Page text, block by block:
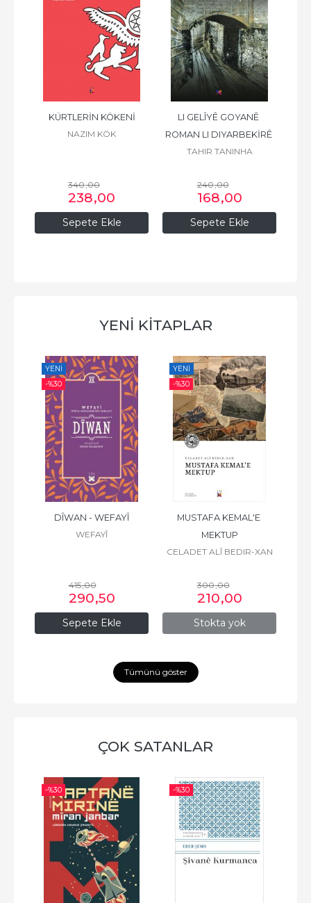
Sepete Ekle
KÜRTLERİN KÖKENİ
NAZIM KÖK
340,00
238,00
Sepete Ekle
LI GELÎYÊ GOYANÊ
ROMAN LI DIYARBEKİRÊ
ŞİÎR
TAHIR TANINHA
240,00
168,00
YENİ KİTAPLAR
YENI
-%30
Sepete Ekle
DÎWAN - WEFAYÎ
WEFAYÎ
415,00
290,50
YENI
-%30
Stokta yok
MUSTAFA KEMAL'E
MEKTUP
CELADET ALÎ BEDIR-XAN
300,00
210,00
Tümünü göster
ÇOK SATANLAR
-%30 -%30